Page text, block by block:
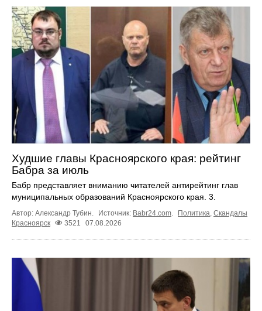
Худшие главы Красноярского края: рейтинг
Бабра за июль
Бабр представляет вниманию читателей антирейтинг глав
муниципальных образований Красноярского края. 3.
Автор: Александр Тубин. Источник: Babr24.com. Политика, Скандалы
Красноярск
3521 07.08.2026